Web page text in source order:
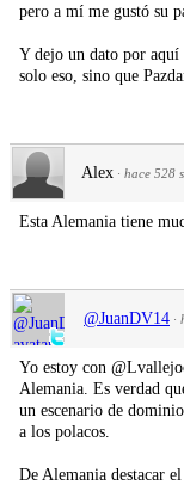
pero a mí me gustó su
Y dejo un dato por aquí
solo eso, sino que
Alex · hace 528
Esta Alemania tiene
@JuanDV14 ·
Yo estoy con
Alemania. Es verdad
un escenario de
a los polacos.
De Alemania destacar